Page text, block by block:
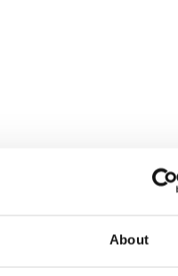
About